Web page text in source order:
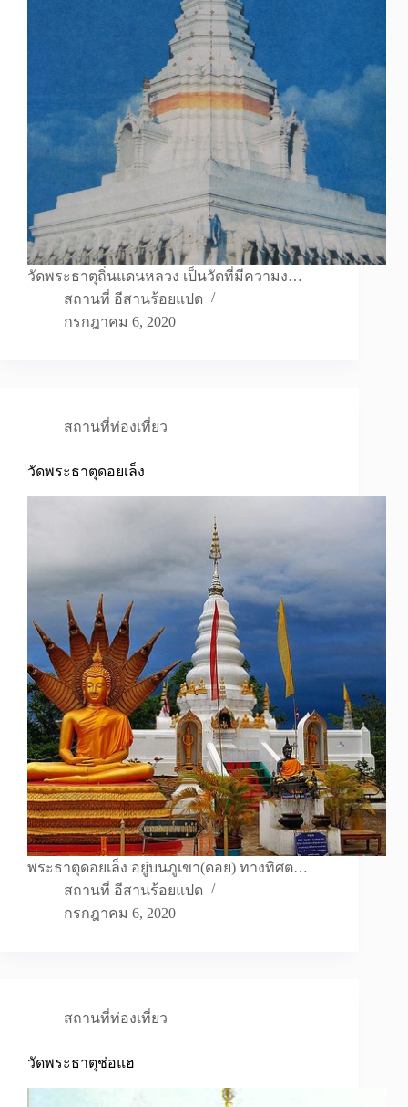
วัดพระธาตุถิ่นแดนหลวง เป็นวัดที่มีความง…
สถานที่ อีสานร้อยแปด
กรกฎาคม 6, 2020
สถานที่ท่องเที่ยว
วัดพระธาตุดอยเล็ง
พระธาตุดอยเล็ง อยู่บนภูเขา(ดอย) ทางทิศต…
สถานที่ อีสานร้อยแปด
กรกฎาคม 6, 2020
สถานที่ท่องเที่ยว
วัดพระธาตุช่อแฮ